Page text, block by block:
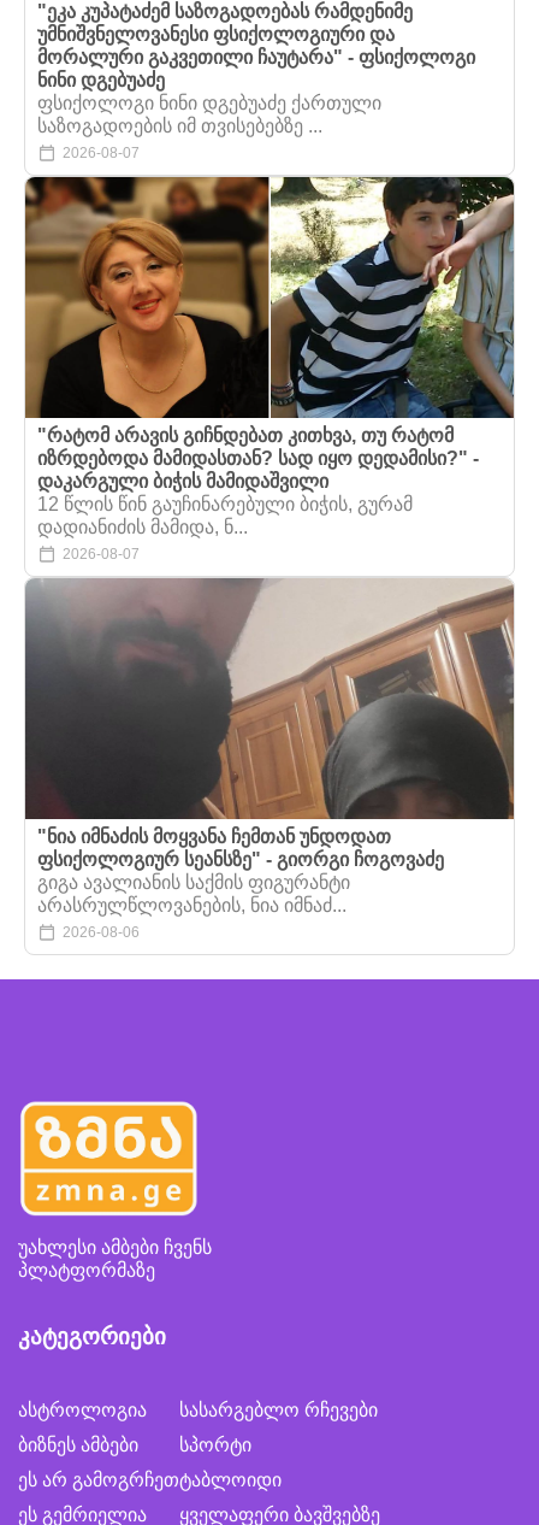
"ეკა კუპატაძემ საზოგადოებას რამდენიმე
უმნიშვნელოვანესი ფსიქოლოგიური და
მორალური გაკვეთილი ჩაუტარა" - ფსიქოლოგი
ნინი დგებუაძე
ფსიქოლოგი ნინი დგებუაძე ქართული
საზოგადოების იმ თვისებებზე ...
2026-08-07
"რატომ არავის გიჩნდებათ კითხვა, თუ რატომ
იზრდებოდა მამიდასთან? სად იყო დედამისი?" -
დაკარგული ბიჭის მამიდაშვილი
12 წლის წინ გაუჩინარებული ბიჭის, გურამ
დადიანიძის მამიდა, ნ...
2026-08-07
"ნია იმნაძის მოყვანა ჩემთან უნდოდათ
ფსიქოლოგიურ სეანსზე" - გიორგი ჩოგოვაძე
გიგა ავალიანის საქმის ფიგურანტი
არასრულწლოვანების, ნია იმნაძ...
2026-08-06
უახლესი ამბები ჩვენს
პლატფორმაზე
კატეგორიები
ასტროლოგია
ბიზნეს ამბები
ეს არ გამოგრჩეთ
ეს გემრიელია
სასარგებლო რჩევები
სპორტი
ტაბლოიდი
ყველაფერი ბავშვებზე